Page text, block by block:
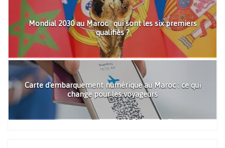
Mondial 2030 au Maroc : qui sont les six premiers
qualifiés ?
Carte d'embarquement numérique au Maroc : ce qui
change pour les voyageurs